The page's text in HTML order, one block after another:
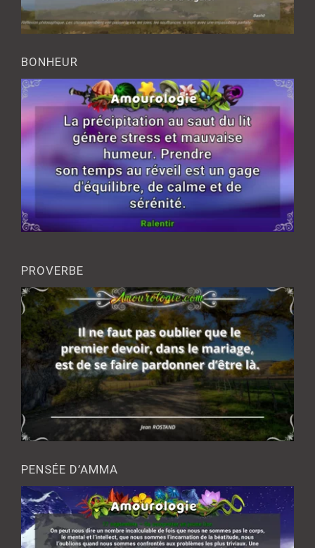
BONHEUR
PROVERBE
PENSÉE D’AMMA